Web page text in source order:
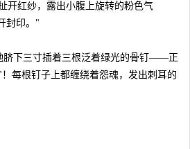
开红纱，露出小腹上旋转的粉色气
封印。"
下三寸插着三根泛着绿光的骨钉——正
每根钉子上都缠绕着怨魂，发出刺耳的